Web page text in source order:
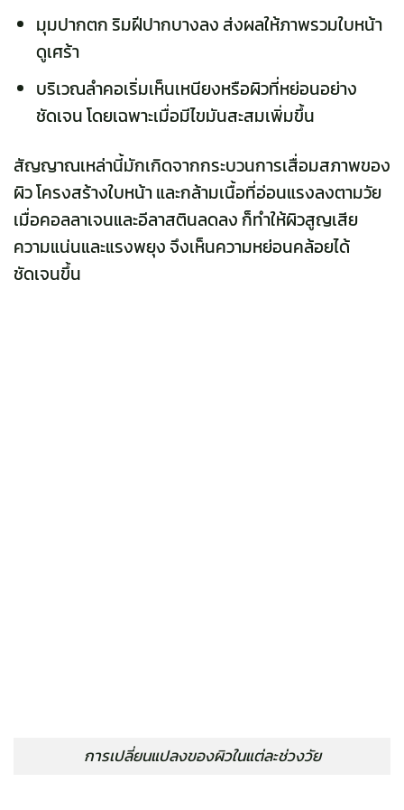
มุมปากตก ริมฝีปากบางลง ส่งผลให้ภาพรวมใบหน้า
ดูเศร้า
บริเวณลำคอเริ่มเห็นเหนียงหรือผิวที่หย่อนอย่าง
ชัดเจน โดยเฉพาะเมื่อมีไขมันสะสมเพิ่มขึ้น
สัญญาณเหล่านี้มักเกิดจากกระบวนการเสื่อมสภาพของ
ผิว โครงสร้างใบหน้า และกล้ามเนื้อที่อ่อนแรงลงตามวัย
เมื่อคอลลาเจนและอีลาสตินลดลง ก็ทำให้ผิวสูญเสีย
ความแน่นและแรงพยุง จึงเห็นความหย่อนคล้อยได้
ชัดเจนขึ้น
การเปลี่ยนแปลงของผิวในแต่ละช่วงวัย